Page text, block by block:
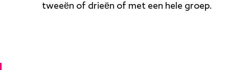
tweeën of drieën of met een hele groep.